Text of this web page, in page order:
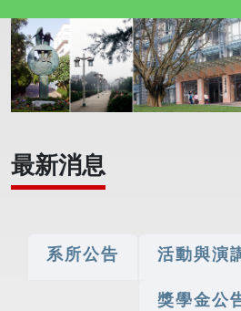
最新消息
系所公告 活動與演
獎學金公